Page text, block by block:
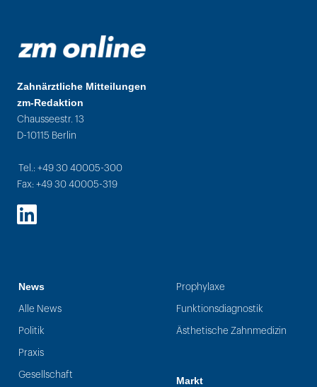
Zahnärztliche Mitteilungen
zm-Redaktion
Chausseestr. 13
D-10115 Berlin
Tel.: +49 30 40005-300
Fax: +49 30 40005-319
LinkedIn
News
Alle News
Politik
Praxis
Gesellschaft
Prophylaxe
Funktionsdiagnostik
Ästhetische Zahnmedizin
Markt